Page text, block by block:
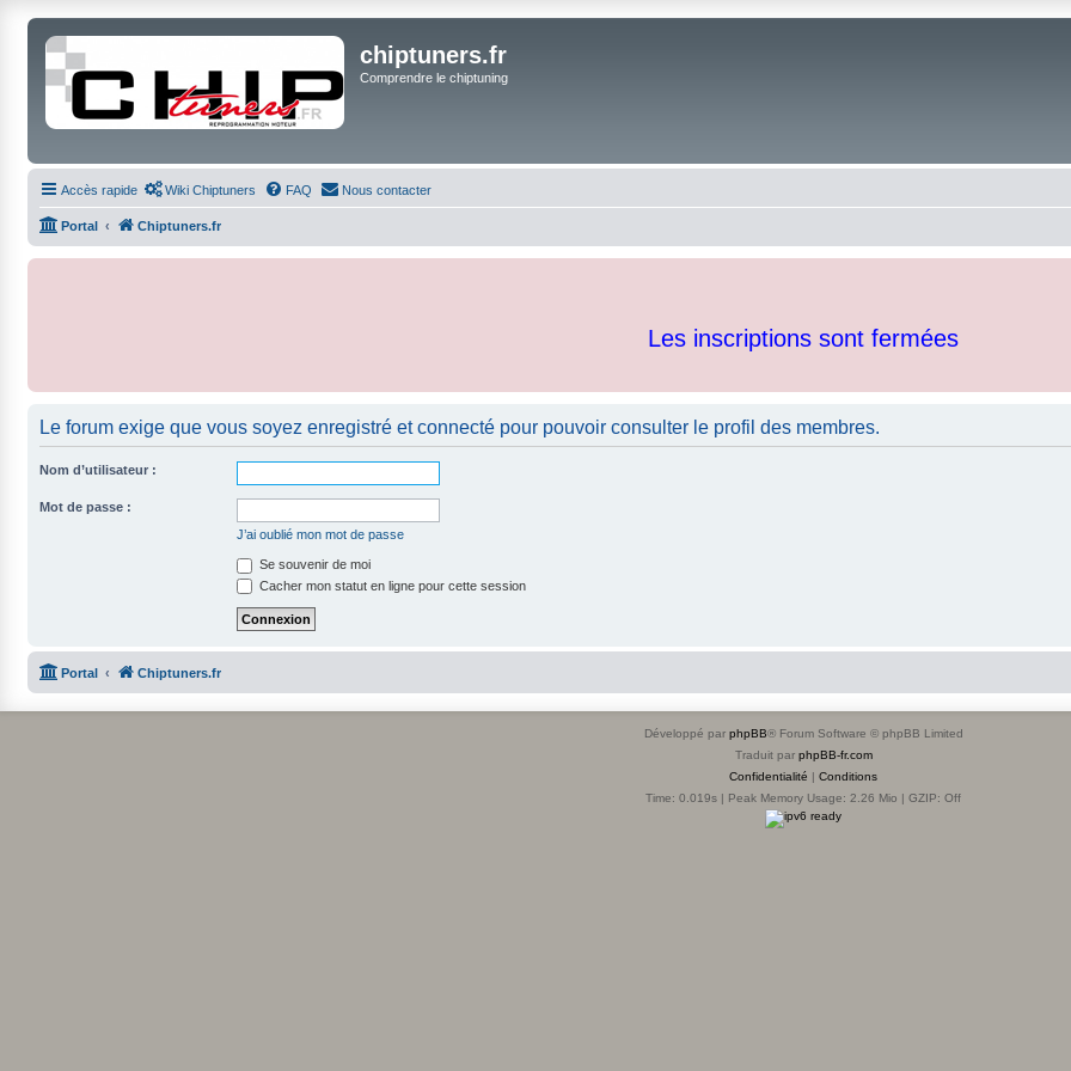
chiptuners.fr
Comprendre le chiptuning
Accès rapide Wiki Chiptuners FAQ Nous contacter
Portal Chiptuners.fr
Les inscriptions sont fermées
Le forum exige que vous soyez enregistré et connecté pour pouvoir consulter le profil des membres.
Nom d’utilisateur :
Mot de passe :
J’ai oublié mon mot de passe
Se souvenir de moi
Cacher mon statut en ligne pour cette session
Portal Chiptuners.fr
Développé par phpBB® Forum Software © phpBB Limited
Traduit par phpBB-fr.com
Confidentialité | Conditions
Time: 0.019s | Peak Memory Usage: 2.26 Mio | GZIP: Off